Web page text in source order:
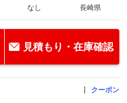
なし 長崎県
見積もり・在庫確認
クーポン